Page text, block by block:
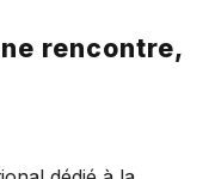
rencontre,